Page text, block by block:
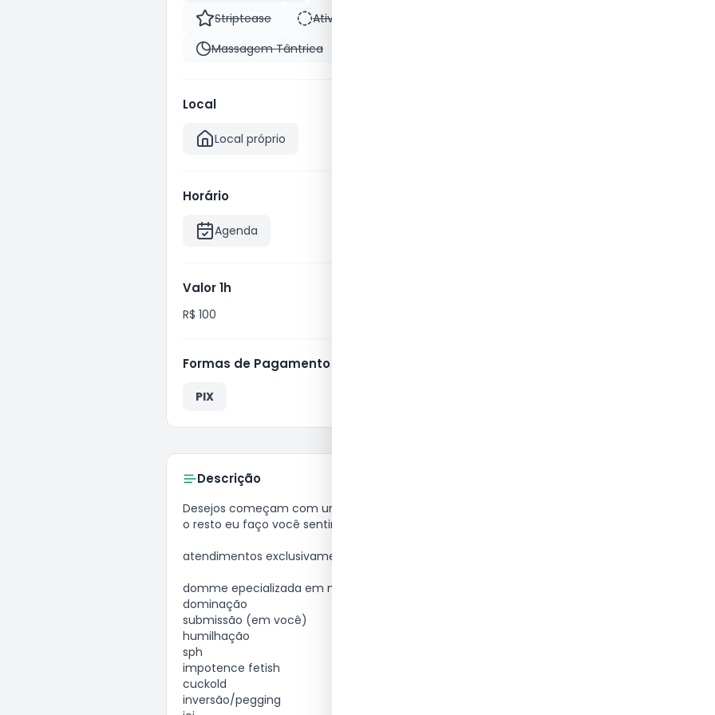
Striptease Ativa
Massagem Tântrica
Local
Local próprio
Horário
Agenda
Valor 1h
R$ 100
Formas de Pagamento
PIX
Descrição
desejos começam com um clique.
o resto eu faço você sentir!
atendimentos exclusivamente fetichistas!
domme epecializada em mais de 50 fetiches:
dominação
submissão (em você)
humilhação
sph
impotence fetish
cuckold
inversão/pegging